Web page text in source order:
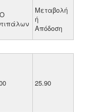
Μεταβολή
ή
Απόδοση
25.90